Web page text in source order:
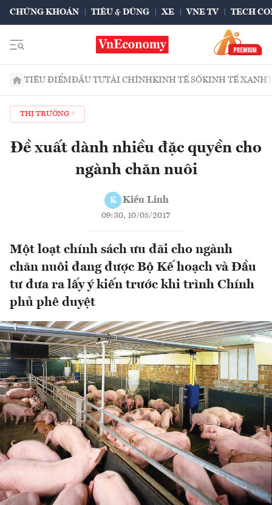
CHỨNG KHOÁN TIÊU & DÙNG XE VNE TV TECH
TIÊU ĐIỂMĐẦU TƯTÀI CHÍNHKINH TẾ SỐKINH TẾ XANH
THỊ TRƯỜNG
Đề xuất dành nhiều đặc quyền cho
ngành chăn nuôi
K Kiều Linh
09:30, 10/05/2017
Một loạt chính sách ưu đãi cho ngành
chăn nuôi đang được Bộ Kế hoạch và Đầu
tư đưa ra lấy ý kiến trước khi trình Chính
phủ phê duyệt